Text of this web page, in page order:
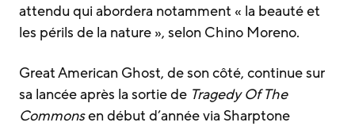
attendu qui abordera notamment « la beauté et
les périls de la nature », selon Chino Moreno.
Great American Ghost, de son côté, continue sur
sa lancée après la sortie de Tragedy Of The
Commonsen début d’année via Sharptone